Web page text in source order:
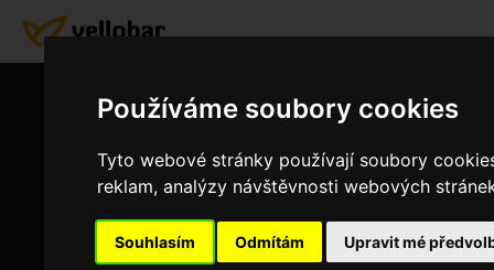
Používáme soubory cookies
Tyto webové stránky používají soubory
reklam, analýzy návštěvnosti webových
Souhlasím Odmítám Upravit mé